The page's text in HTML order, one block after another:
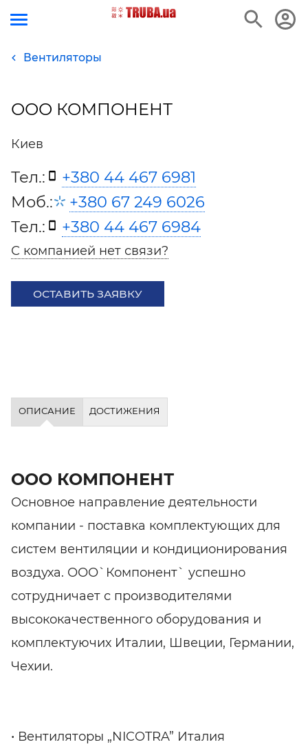
Вентиляторы
ООО КОМПОНЕНТ
Киев
Тел.:
+380 44 467 6981
Моб.:
+380 67 249 6026
Тел.:
+380 44 467 6984
С компанией нет связи?
ОСТАВИТЬ ЗАЯВКУ
ОПИСАНИЕ ДОСТИЖЕНИЯ
ООО КОМПОНЕНТ
Основное направление деятельности
компании - поставка комплектующих для
систем вентиляции и кондиционирования
воздуха. ООО`Компонент` успешно
сотрудничает с производителями
высококачественного оборудования и
комплектуючих Италии, Швеции, Германии,
Чехии.
• Вентиляторы „NICOTRA” Италия